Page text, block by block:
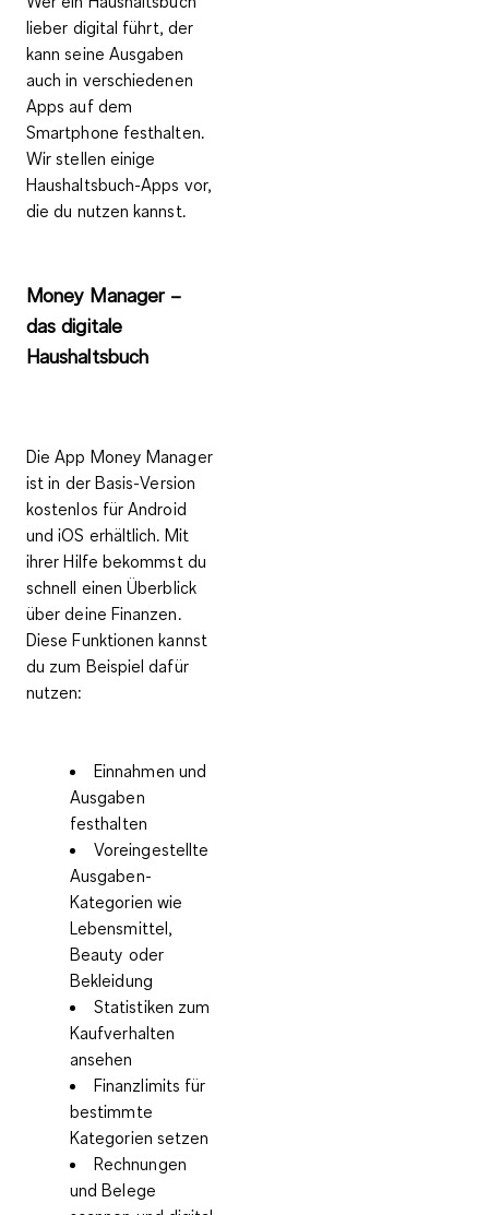
lieber digital führt, der
kann seine Ausgaben
auch in verschiedenen
Apps auf dem
Smartphone festhalten.
Wir stellen einige
Haushaltsbuch-Apps vor,
die du nutzen kannst.
Money Manager –
das digitale
Haushaltsbuch
Die App Money Manager
ist in der Basis-Version
kostenlos für Android
und iOS erhältlich. Mit
ihrer Hilfe bekommst du
schnell einen Überblick
über deine Finanzen.
DieseFunktionen kannst
du zum Beispiel dafür
nutzen:
Einnahmen und
Ausgaben
festhalten
Voreingestellte
Ausgaben-
Kategorien wie
Lebensmittel,
Beauty oder
Bekleidung
Statistiken zum
Kaufverhalten
ansehen
Finanzlimits für
bestimmte
Kategorien setzen
Rechnungen
und Belege